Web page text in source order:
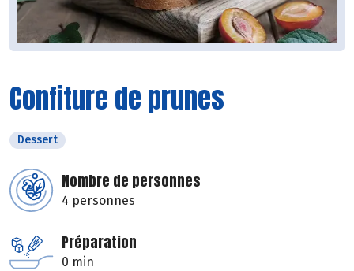
Confiture de prunes
Dessert
Nombre de personnes
4 personnes
Préparation
0 min